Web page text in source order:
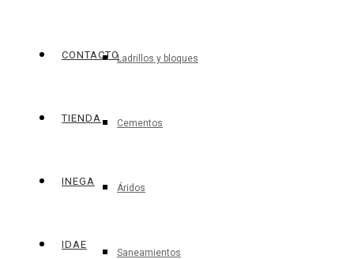
Ladrillos y bloques
Cementos
Áridos
Saneamientos
CONTACTO
TIENDA
INEGA
IDAE